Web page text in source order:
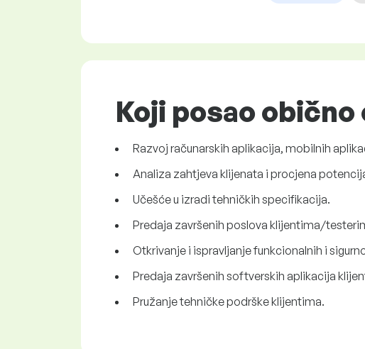
Koji posao
Razvoj računarskih aplikacija, mobilnih
Analiza zahtjeva klijenata i procjena
Učešće u izradi tehničkih specifikacija.
Predaja završenih poslova klijentima/
Otkrivanje i ispravljanje funkcionalnih i
Predaja završenih softverskih aplikacija
Pružanje tehničke podrške klijentima.